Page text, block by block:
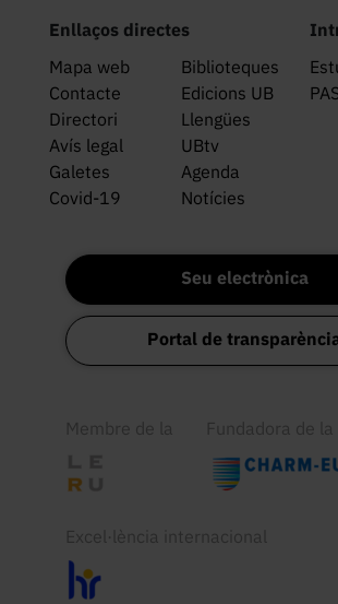
Enllaços directes
Mapa web
Biblioteques
Contacte
Edicions UB
Directori
Llengües
Avís legal
UBtv
Galetes
Agenda
Covid-19
Notícies
Seu electrònica
Portal de
Membre de la Fundadora de la
Excel·lència internacional